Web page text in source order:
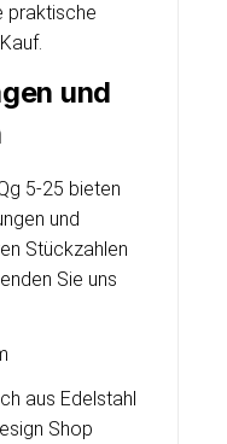
praktische
und
5-25 bieten
und
Stückzahlen
Sie uns
aus Edelstahl
Shop